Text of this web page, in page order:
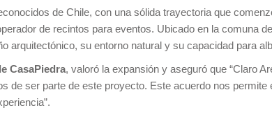
de Chile, con una sólida trayectoria que
de recintos para eventos. Ubicado en la comuna
arquitectónico, su entorno natural y su capacidad para
CasaPiedra, valoró la expansión y aseguró que “Claro
de ser parte de este proyecto. Este acuerdo nos